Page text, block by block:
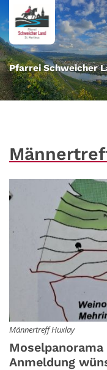
Zum Inhalt springen
Pfarrei Schweicher
Männertreff Huxlay
Anmeldung